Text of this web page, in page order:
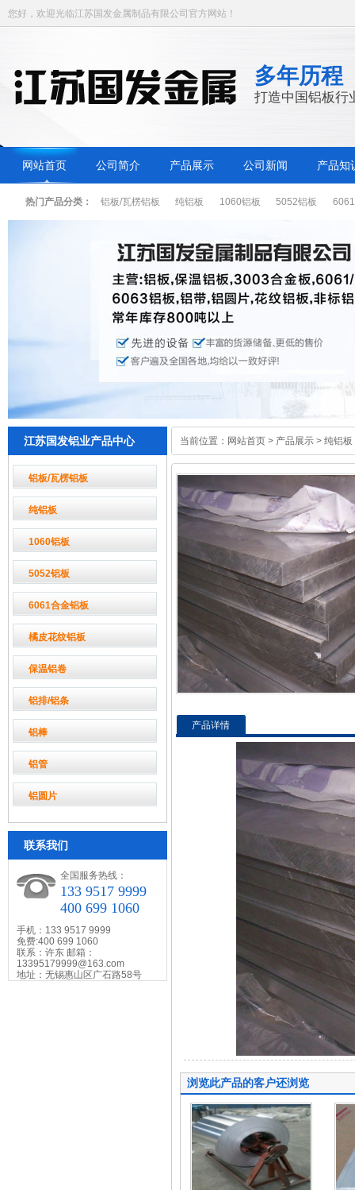
您好，欢迎光临江苏国发金属制品有限公司官方网站！
多年历程
打造中国铝板行
网站首页 公司简介 产品展示 公司新闻 产品知
热门产品分类： 铝板/瓦楞铝板 纯铝板 1060铝板 5052铝板
江苏国发铝业产品中心
铝板/瓦楞铝板
纯铝板
1060铝板
5052铝板
6061合金铝板
橘皮花纹铝板
保温铝卷
铝排/铝条
铝棒
铝管
铝圆片
联系我们
全国服务热线：
133 9517 9999
400 699 1060
手机：133 9517 9999
免费:400 699 1060
联系：许东 邮箱：
13395179999@163.com
地址：无锡惠山区广石路58号
当前位置： 网站首页 > 产品展示 > 纯铝板
产品详情
浏览此产品的客户还浏览